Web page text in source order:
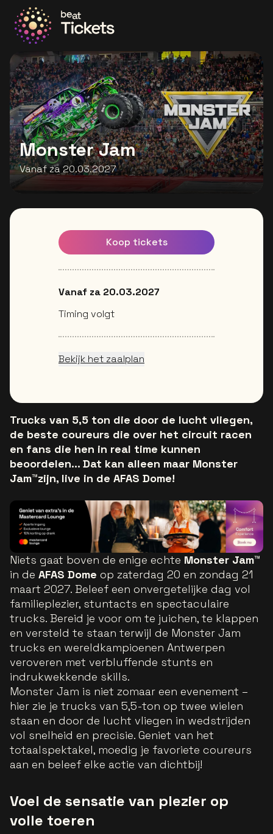
Ga naar de homepage
Monster Jam
Vanaf za 20.03.2027
Trucks van 5,5 ton die door de lucht vliegen,
de beste coureurs die over het circuit racen
en fans die hen in real time kunnen
beoordelen… Dat kan alleen maar Monster
Jam™zijn, live in de AFAS Dome!
Niets gaat boven de enige echte Monster Jam™
in de AFAS Dome op zaterdag 20 en zondag 21
maart 2027. Beleef een onvergetelijke dag vol
familieplezier, stuntacts en spectaculaire
trucks. Bereid je voor om te juichen, te klappen
en versteld te staan terwijl de Monster Jam
trucks en wereldkampioenen Antwerpen
veroveren met verbluffende stunts en
indrukwekkende skills.
Monster Jam is niet zomaar een evenement –
hier zie je trucks van 5,5-ton op twee wielen
staan en door de lucht vliegen in wedstrijden
vol snelheid en precisie. Geniet van het
totaalspektakel, moedig je favoriete coureurs
aan en beleef elke actie van dichtbij!
Voel de sensatie van plezier op
volle toeren
Koop tickets
Vanaf za 20.03.2027
Timing volgt
Bekijk het zaalplan